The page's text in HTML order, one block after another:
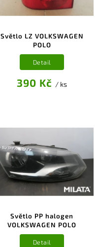
Světlo LZ VOLKSWAGEN
POLO
390 Kč / ks
Detail
Světlo PP halogen
VOLKSWAGEN POLO
Detail